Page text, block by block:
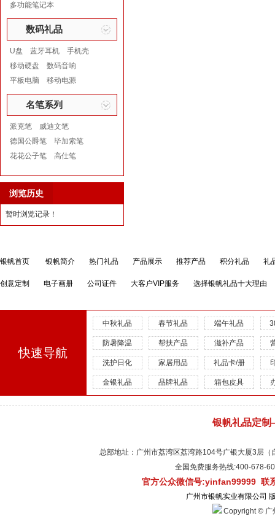
多功能笔记本
数码礼品
U盘 蓝牙耳机
手机壳
移动硬盘
数码音响
平板电脑
移动电源
名笔系列
派克笔
威迪文笔
德国公爵笔
毕加索笔
花花公子笔
高仕笔
浏览历史
暂时浏览记录！
银帆首页 银帆简介 热门礼品 产品展示 推荐产品 积分礼品 礼
创意定制 电子画册 公司证件 大客户VIP服务 选择银帆礼品十大理由
快速导航
中秋礼品 春节礼品 端午礼品
防暑降温 帮扶产品 滋补产品
洗护日化 家居用品 礼品卡/册
金银礼品 品牌礼品 箱包皮具
银帆礼品定
总部地址：广州市荔湾区荔湾路104号广银大厦3层
全国免费服务热线:400-
官方公众微信号:yinfan99999 联
广州市银帆实业有限公司
Copyright © 广